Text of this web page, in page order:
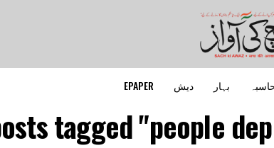
بہار دیش EPAPER
tagged "people